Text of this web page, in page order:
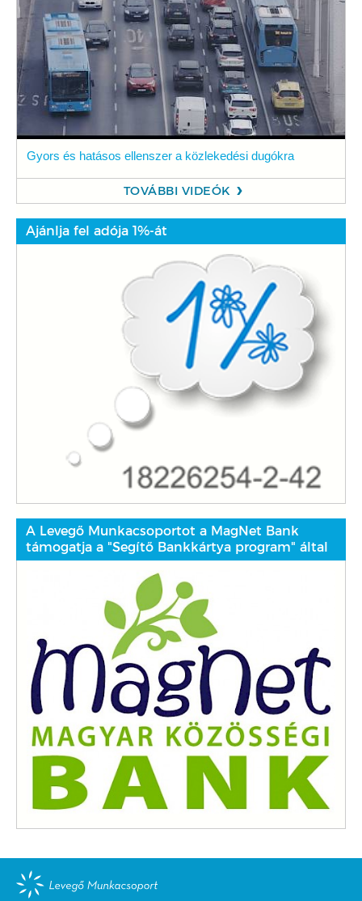
Gyors és hatásos ellenszer a közlekedési dugókra
TOVÁBBI VIDEÓK
Ajánlja fel adója 1%-át
A Levegő Munkacsoportot a MagNet Bank
támogatja a "Segítő Bankkártya program" által